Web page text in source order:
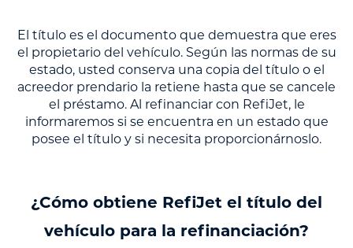
El título es el documento que demuestra que eres
el propietario del vehículo. Según las normas de su
estado, usted conserva una copia del título o el
acreedor prendario la retiene hasta que se cancele
el préstamo. Al refinanciar con RefiJet, le
informaremos si se encuentra en un estado que
posee el título y si necesita proporcionárnoslo.
¿Cómo obtiene RefiJet el título del
vehículo para la refinanciación?